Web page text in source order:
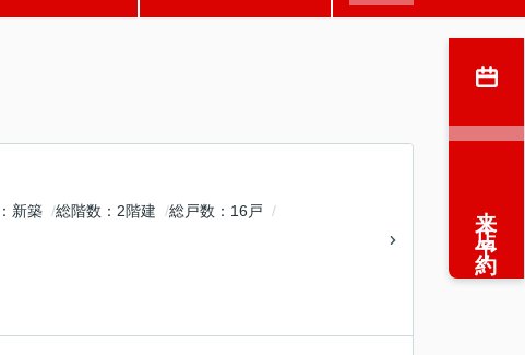
新築 総階数 2階建 総戸数
16戸
来店予約